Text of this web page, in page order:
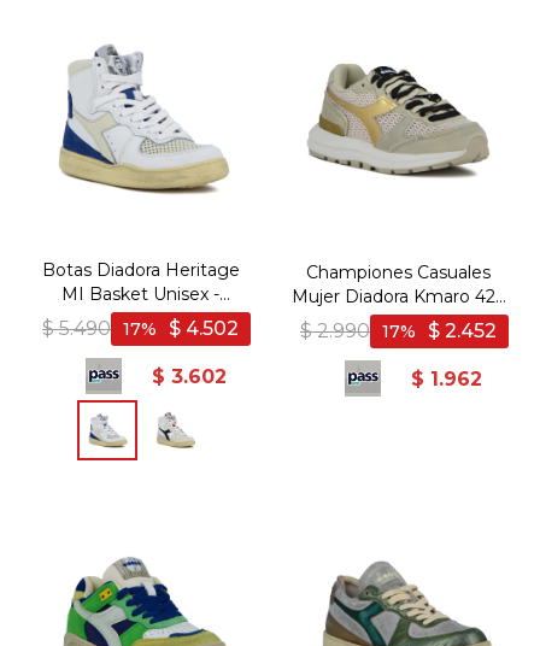
Botas Diadora Heritage
MI Basket Unisex -
Blanco-Azul
$ 5.490 $ 4.502
17
$ 3.602
Championes Casuales
Mujer Diadora Kmaro 42 -
Gris
$ 2.990 $ 2.452
17
$ 1.962